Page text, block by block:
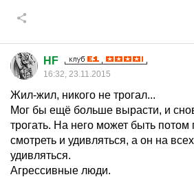
HF
16:32, 23.11.2015
Жил-жил, никого не трогал...
Мог бы ещё больше вырасти, и
трогать. На него может быть
смотреть и удивляться, а он на
удивляться.
Агрессивные люди.